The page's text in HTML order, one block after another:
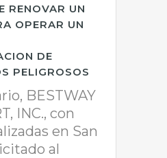
RENOVAR UN
OPERAR UN
DE
PELIGROSOS
BESTWAY
INC., con
en San
al